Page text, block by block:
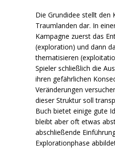
Die Grundidee stellt den
Traumlanden dar. In
Kampagne zuerst das
(exploration) und dann
thematisieren
Spieler schließlich die
ihren gefährlichen
Veränderungen
dieser Struktur soll
Buch bietet einige gute
bleibt aber oft etwas
abschließende
Explorationphase